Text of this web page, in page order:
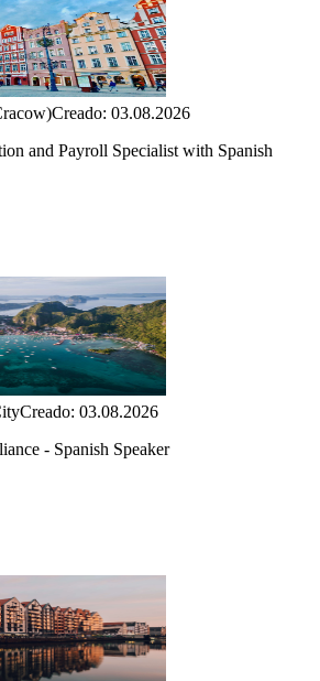
Creado: 03.08.2026
and Payroll Specialist with Spanish
Creado: 03.08.2026
- Spanish Speaker